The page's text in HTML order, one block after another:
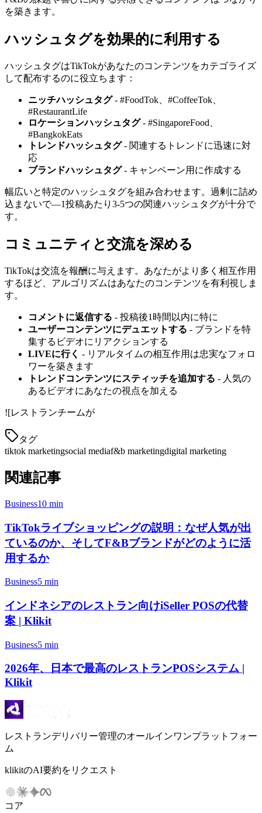
を築きます。
ハッシュタグを効果的に利用する
ハッシュタグはTikTokがあなたのコンテンツをカテゴライズ
して配布するのに役立ちます：
ニッチハッシュタグ- #FoodTok、#CoffeeTok、
#RestaurantLife
ロケーションハッシュタグ- #SingaporeFood、
#BangkokEats
トレンドハッシュタグ- 関連するトレンドに迅速に対
応
ブランドハッシュタグ- キャンペーン用に作成する
幅広いと特定のハッシュタグを組み合わせます。過剰に詰め
込まないで—1投稿あたり3-5つの関連ハッシュタグが十分で
す。
コミュニティと交流を深める
TikTokは交流を報酬に与えます。あなたがより多く相互作用
するほど、アルゴリズムはあなたのコンテンツを有利視しま
す。
コメントに返信する - 投稿後1時間以内に特に
ユーザーコンテンツにデュエットする - ブランドを特
集するビデオにリアクションする
LIVEに行く - リアルタイムの相互作用は忠実なフォロ
ワーを築きます
トレンドコンテンツにスティッチを追加する - 人気の
あるビデオにあなたの視点を加える
![レストランチームが
タグ
tiktok marketingsocial mediaf&b marketingdigital marketing
関連記事
Business10 min
TikTokライブショッピングの説明：なぜ人気が出
ているのか、そしてF&Bブランドがどのように活
用するか
Business5 min
インドネシアのレストラン向けiSeller POSの代替
案 | Klikit
Business5 min
2026年、日本で最高のレストランPOSシステム |
Klikit
レストランデリバリー管理のオールインワンプラットフォー
ム
klikitのAI要約をリクエスト
コア